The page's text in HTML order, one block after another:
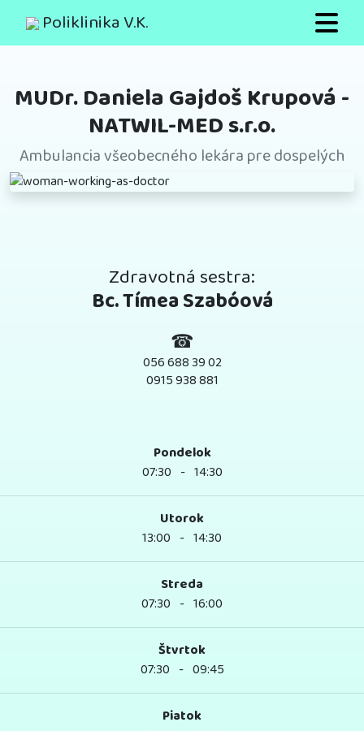
Poliklinika V.K.
MUDr. Daniela Gajdoš Krupová -
NATWIL-MED s.r.o.
Ambulancia všeobecného lekára pre dospelých
Zdravotná sestra:
Bc. Tímea Szabóová
☎
056 688 39 02
0915 938 881
Pondelok
07:30 - 14:30
Utorok
13:00 - 14:30
Streda
07:30 - 16:00
Štvrtok
07:30 - 09:45
Piatok